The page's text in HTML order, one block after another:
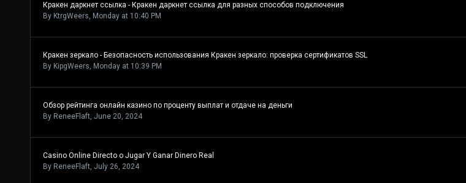
Кракен даркнет ссылка - Кракен даркнет ссылка для разных способов подключения
By KtrgWeers, Monday at 10:40 PM
Кракен зеркало - Безопасность использования Кракен зеркало: проверка сертификатов SSL
By KipgWeers, Monday at 10:39 PM
Обзор рейтинга онлайн казино по проценту выплат и отдаче на деньги
By ReneeFlaft, June 20, 2024
Casino Online Directo o Jugar Y Ganar Dinero Real
By ReneeFlaft, July 26, 2024